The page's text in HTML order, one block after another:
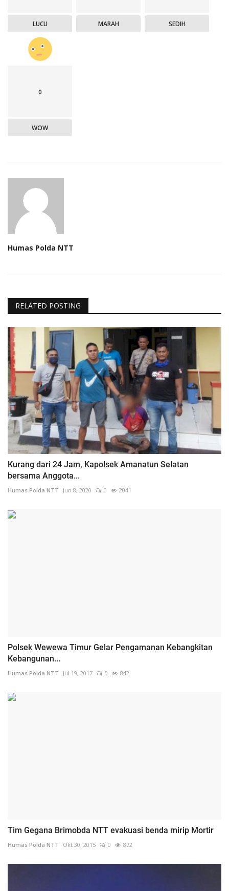
LUCU MARAH SEDIH
0
WOW
Humas Polda NTT
RELATED POSTING
Kurang dari 24 Jam, Kapolsek Amanatun Selatan
bersama Anggota...
Humas Polda NTT Jun 8, 2020 0 2041
Polsek Wewewa Timur Gelar Pengamanan Kebangkitan
Kebangunan...
Humas Polda NTT Jul 19, 2017 0 842
Tim Gegana Brimobda NTT evakuasi benda mirip Mortir
Humas Polda NTT Okt 30, 2015 0 872